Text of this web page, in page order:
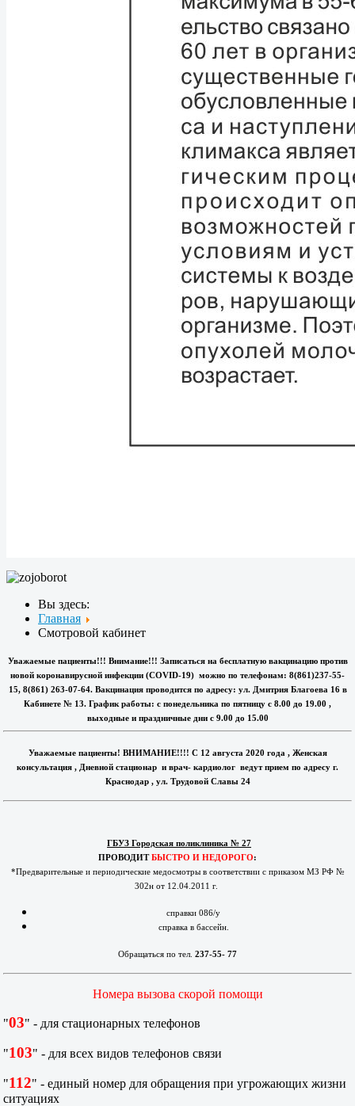
Вы здесь:
Главная
Смотровой кабинет
Уважаемые пациенты!!! Внимание!!! Записаться на бесплатную вакцинацию против
новой коронавирусной инфекции (COVID-19) можно по телефонам: 8(861)237-55-
15, 8(861) 263-07-64. Вакцинация проводится по адресу: ул. Дмитрия Благоева 16 в
Кабинете № 13. График работы: с понедельника по пятницу с 8.00 до 19.00 ,
выходные и праздничные дни с 9.00 до 15.00
Уважаемые пациенты! ВНИМАНИЕ!!!! С 12 августа 2020 года , Женская
консультация , Дневной стационар и врач- кардиолог ведут прием по адресу г.
Краснодар , ул. Трудовой Славы 24
ГБУЗ Городская поликлиника № 27
ПРОВОДИТБЫСТРО И НЕДОРОГО:
*Предварительные и периодические медосмотры в соответствии с приказом МЗ РФ №
302н от 12.04.2011 г.
справки 086/у
справка в бассейн.
Обращаться по тел. 237-55- 77
Номера вызова скорой помощи
"03" - для стационарных телефонов
"103" - для всех видов телефонов связи
"112" - единый номер для обращения при угрожающих жизни
ситуациях